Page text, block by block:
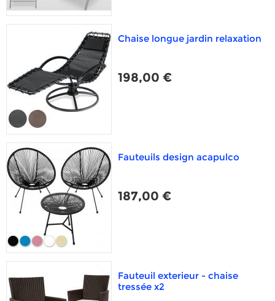
Chaise longue jardin relaxation
198,00 €
Fauteuils design acapulco
187,00 €
Fauteuil exterieur - chaise
tressée x2